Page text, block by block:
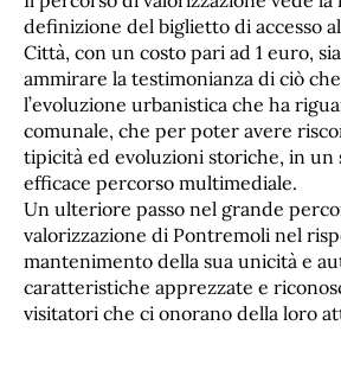
definizione del biglietto di accesso
Città, con un costo pari ad 1 euro,
ammirare la testimonianza di ciò
l’evoluzione urbanistica che ha
comunale, che per poter avere
tipicità ed evoluzioni storiche, in un
efficace percorso multimediale.
Un ulteriore passo nel grande
valorizzazione di Pontremoli nel
mantenimento della sua unicità e
caratteristiche apprezzate e
visitatori che ci onorano della loro